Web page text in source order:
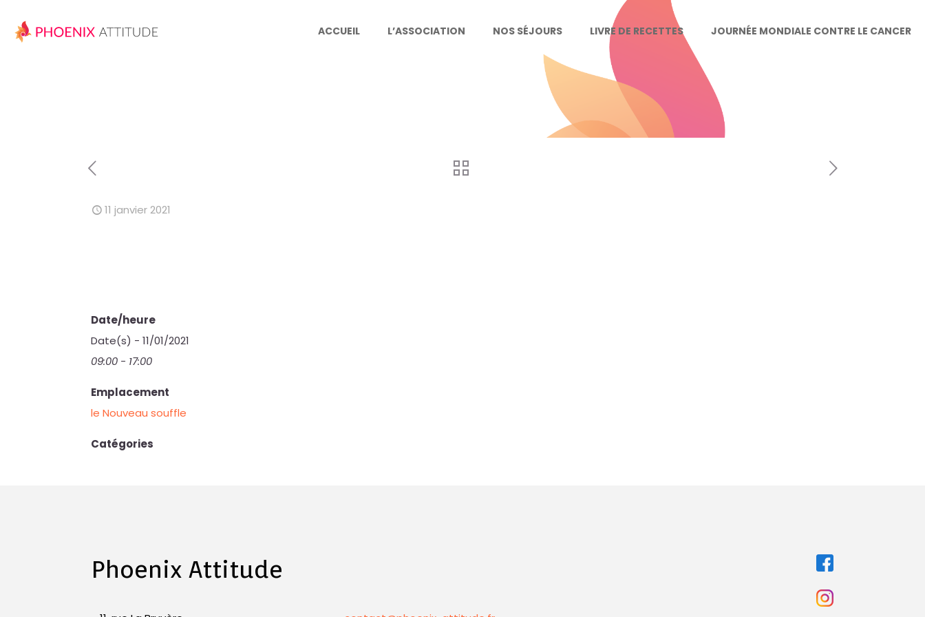
ACCUEIL L’ASSOCIATION NOS SÉJOURS LIVRE DE RECETTES JOURNÉE MONDIALE CONTRE LE CANCER
11 janvier 2021
Date/heure
Date(s) - 11/01/2021
09:00 - 17:00
Emplacement
le Nouveau souffle
Catégories
Phoenix Attitude